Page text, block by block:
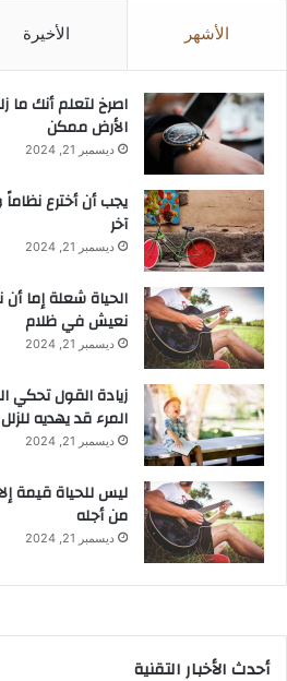
الأشهر الأخيرة
‫اصرخ لتعلم أنك ما
الأرض ممكن
ديسمبر 21, 2024
يجب أن أخترع
آخر
ديسمبر 21, 2024
الحياة شعلة إما أن
نعيش في ظلام
ديسمبر 21, 2024
زيادة القول
المرء قد يهديه للزلل
ديسمبر 21, 2024
ليس للحياة قيمة
من أجله
ديسمبر 21, 2024
أحدث الأخبار التقنية